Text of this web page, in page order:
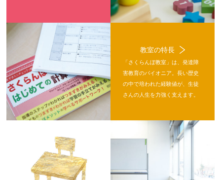
教室の特長
「さくらんぼ教室」は、発達障
害教育のパイオニア。長い歴史
の中で培われた経験値が、生徒
さんの人生を力強く支えます。